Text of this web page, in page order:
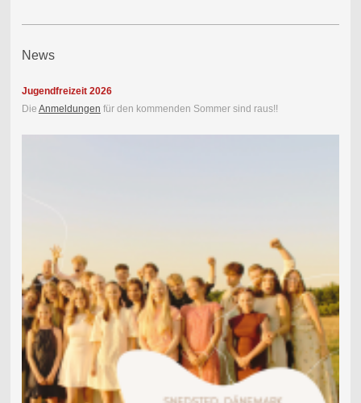
News
Jugendfreizeit 2026
Die Anmeldungen für den kommenden Sommer sind raus!!